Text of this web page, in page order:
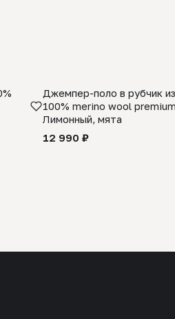
Джемпер-поло в рубчик
100% merino wool
Лимонный, мята
12 990 ₽